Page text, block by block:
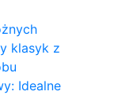
klasyk z
Idealne